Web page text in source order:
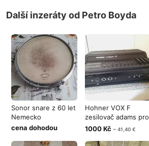
Další inzeráty od Petro Boyda
Sonor snare z 60 let
Nemecko
cena dohodou
Hohner VOX F
zesilovač adams pro
harmoniku
1000 Kč ~ 41,40 €